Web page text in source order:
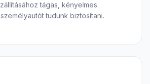
tágas, kényelmes
tudunk biztosítani.